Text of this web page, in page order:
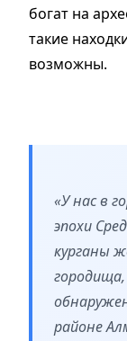
богат на
такие
возможны.
«У нас в
эпохи
курганы
районе